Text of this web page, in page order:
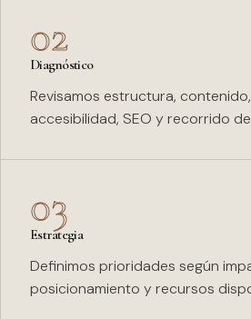
02
Diagnóstico
Revisamos estructura,
accesibilidad, SEO y recorrido
03
Estrategia
Definimos prioridades según
posicionamiento y recursos